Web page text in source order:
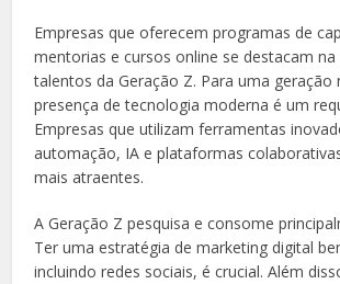
Empresas que oferecem programas de
mentorias e cursos online se destacam
talentos da Geração Z. Para uma geração
presença de tecnologia moderna é um
Empresas que utilizam ferramentas
automação, IA e plataformas
mais atraentes.
A Geração Z pesquisa e consome
Ter uma estratégia de marketing digital
incluindo redes sociais, é crucial. Além